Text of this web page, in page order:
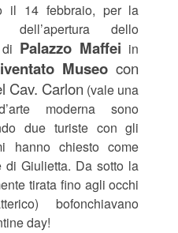
il 14 febbraio, per la
dell’apertura dello
Palazzo Maffei in
Museo con
Cav. Carlon (vale una
moderna sono
due turiste con gli
hanno chiesto come
di Giulietta. Da sotto la
tirata fino agli occhi
bofonchiavano
day!